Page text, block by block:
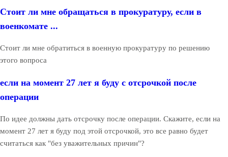
Стоит ли мне обращаться в прокуратуру, если в
военкомате ...
Стоит ли мне обратиться в военную прокуратуру по решению
этого вопроса
если на момент 27 лет я буду с отсрочкой после
операции
По идее должны дать отсрочку после операции. Скажите, если на
момент 27 лет я буду под этой отсрочкой, это все равно будет
считаться как "без уважительных причин"?